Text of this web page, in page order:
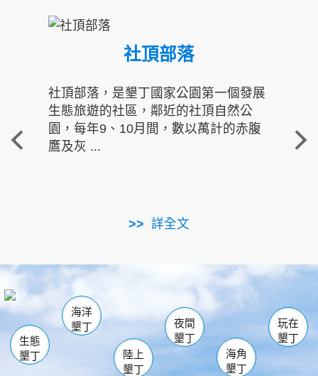
社頂部落
社頂部落，是墾丁國家公園第一個發展
生態旅遊的社區，鄰近的社頂自然公
園，每年9、10月間，數以萬計的赤腹
鷹及灰 ...
詳全文
重
走進
南仁湖
海生館
恆春 佳樂水
龍鑾潭自然中心 森林遊樂區
瓊麻館
關山 墾管處遊客中心
社頂公園 風吹沙
船帆石
白砂 龍磐公園
香蕉灣
砂島
鵝鑾鼻
生態
墾丁
海洋
墾丁
陸上
墾丁
夜間
墾丁
海角
墾丁
玩在
墾丁